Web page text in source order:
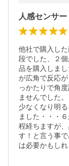
人感センサ
他社で購入し
段でした、２
品を購入しま
が広角で反応
っかたりで角
ませんでした
少なくなり明
ました・・・
程経ちますが
す！と言う事
は必要かもし